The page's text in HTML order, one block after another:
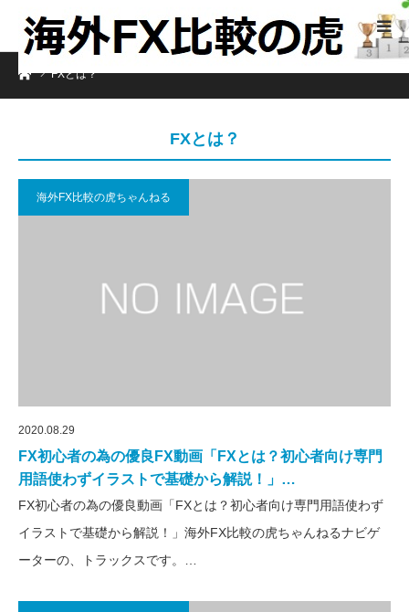
ホームFXとは？
FXとは？
海外FX比較の虎ちゃんねる
2020.08.29
FX初心者の為の優良FX動画「FXとは？初心者向け専門
用語使わずイラストで基礎から解説！」…
FX初心者の為の優良動画「FXとは？初心者向け専門用語使わず
イラストで基礎から解説！」海外FX比較の虎ちゃんねるナビゲ
ーターの、トラックスです。…